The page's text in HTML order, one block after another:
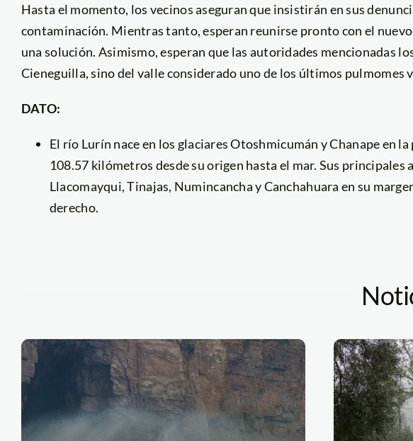
Hasta el momento, los vecinos aseguran que insistirán en sus
contaminación. Mientras tanto, esperan reunirse pronto con el
una solución. Asimismo, esperan que las autoridades mencionadas
Cieneguilla, sino del valle considerado uno de los últimos pulmomes
DATO:
El río Lurín nace en los glaciares Otoshmicumán y Chanape en
108.57 kilómetros desde su origen hasta el mar. Sus principales
Llacomayqui, Tinajas, Numincancha y Canchahuara en su
derecho.